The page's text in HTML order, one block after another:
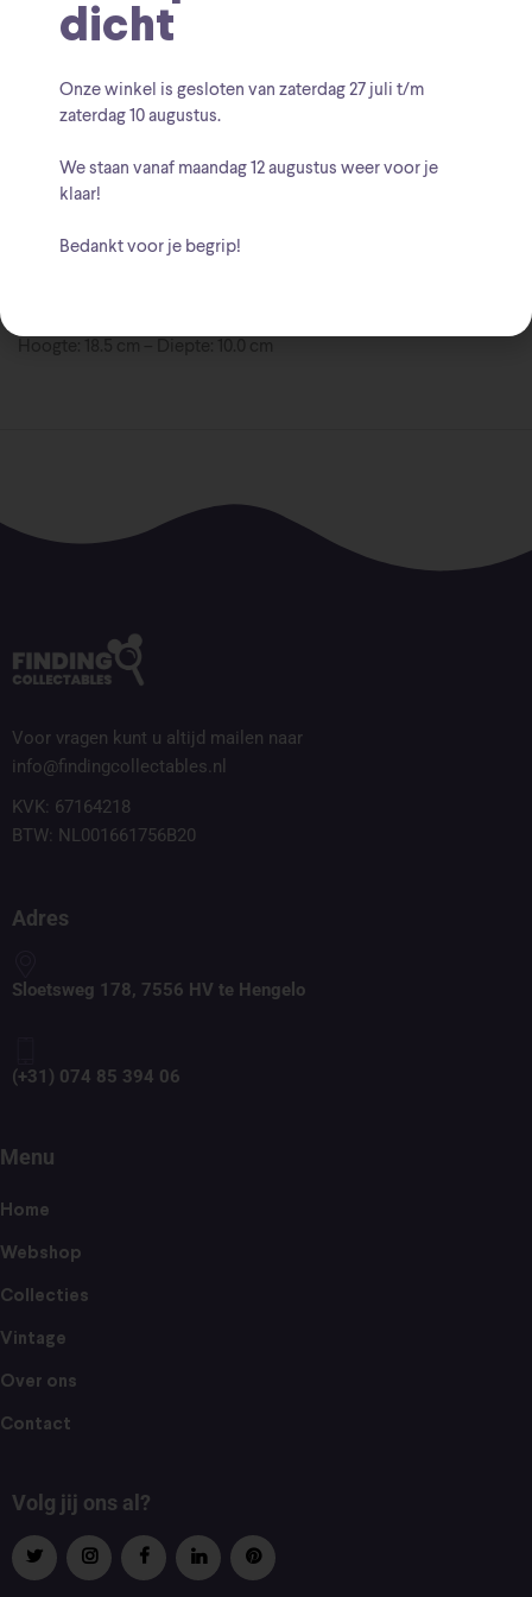
Little Mermaid
Merk:Walt Disney
Hoogte: 18.5 cm – Diepte: 10.0 cm
Voor vragen kunt u altijd mailen naar
info@findingcollectables.nl
KVK: 67164218
BTW: NL001661756B20
Adres
Sloetsweg 178, 7556 HV te Hengelo
(+31) 074 85 394 06
Menu
Home
Webshop
Collecties
Vintage
Over ons
Contact
Volg jij ons al?
dicht
Onze winkel is gesloten van zaterdag27 juli t/m
zaterdag 10 augustus.
We staan vanaf maandag 12 augustus weer voor je
klaar!
Bedankt voor je begrip!